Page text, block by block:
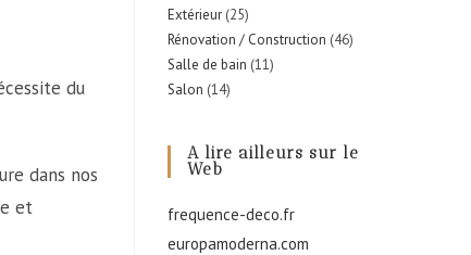
du
dans nos
et
Extérieur (25)
Rénovation / Construction (46)
Salle de bain (11)
Salon (14)
A lire ailleurs sur le
Web
frequence-deco.fr
europamoderna.com